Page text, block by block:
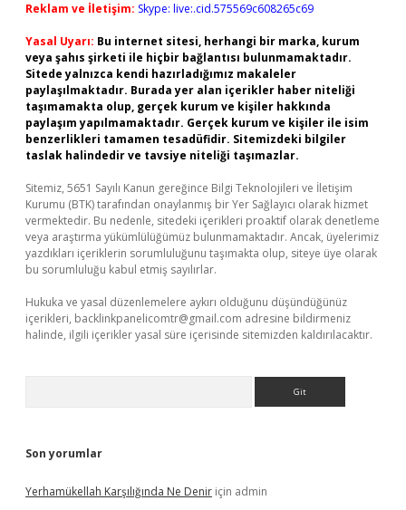
Reklam ve İletişim: Skype: live:.cid.575569c608265c69
Yasal Uyarı: Bu internet sitesi, herhangi bir marka, kurum
veya şahıs şirketi ile hiçbir bağlantısı bulunmamaktadır.
Sitede yalnızca kendi hazırladığımız makaleler
paylaşılmaktadır. Burada yer alan içerikler haber niteliği
taşımamakta olup, gerçek kurum ve kişiler hakkında
paylaşım yapılmamaktadır. Gerçek kurum ve kişiler ile isim
benzerlikleri tamamen tesadüfidir. Sitemizdeki bilgiler
taslak halindedir ve tavsiye niteliği taşımazlar.
Sitemiz, 5651 Sayılı Kanun gereğince Bilgi Teknolojileri ve İletişim
Kurumu (BTK) tarafından onaylanmış bir Yer Sağlayıcı olarak hizmet
vermektedir. Bu nedenle, sitedeki içerikleri proaktif olarak denetleme
veya araştırma yükümlülüğümüz bulunmamaktadır. Ancak, üyelerimiz
yazdıkları içeriklerin sorumluluğunu taşımakta olup, siteye üye olarak
bu sorumluluğu kabul etmiş sayılırlar.
Hukuka ve yasal düzenlemelere aykırı olduğunu düşündüğünüz
içerikleri, backlinkpanelicomtr@gmail.com adresine bildirmeniz
halinde, ilgili içerikler yasal süre içerisinde sitemizden kaldırılacaktır.
Son yorumlar
Yerhamükellah Karşılığında Ne Denir için admin